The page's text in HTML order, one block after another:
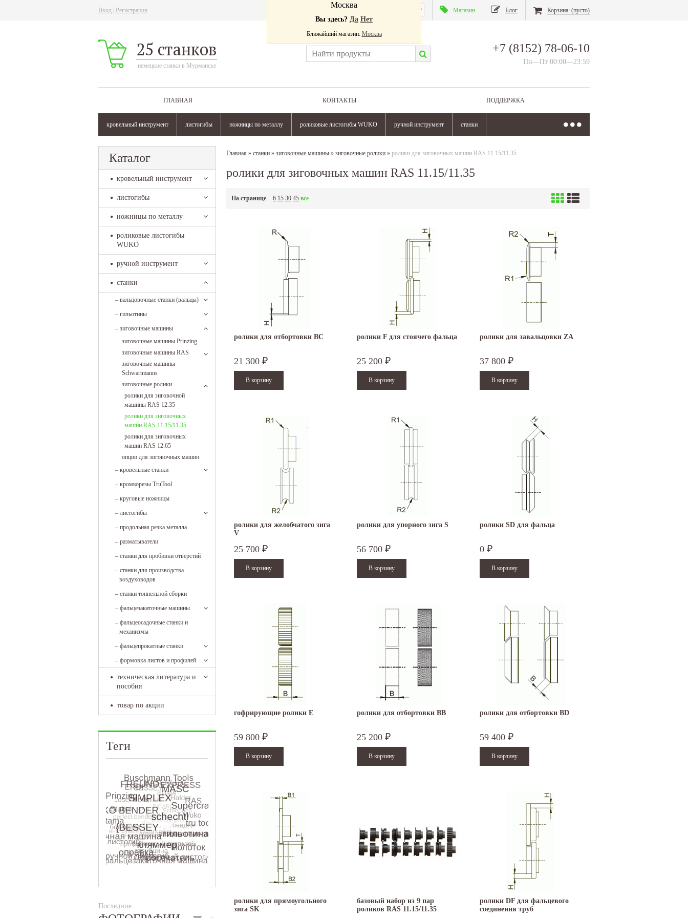
Вход Регистрация Магазин Блог Корзина: (пусто)
25 станков
немецкие станки в Мурманске
+7 (8152) 78-06-10
Пн—Пт 00:00—23:59
ГЛАВНАЯ КОНТАКТЫ ПОДДЕРЖКА
кровельный инструмент листогибы ножницы по металлу роликовые листогибы WUKO ручной инструмент станки
Москва
Вы здесь? Да Нет
Ближайший магазин: Москва
Каталог
кровельный инструмент
листогибы
ножницы по металлу
роликовые листогибы
WUKO
ручной инструмент
станки
– вальцовочные станки (вальцы)
– гильотины
– зиговочные машины
зиговочные машины Prinzing
зиговочные машины RAS
зиговочные машины
Schwartmanns
зиговочные ролики
ролики для зиговочной
машины RAS 12.35
ролики для зиговочных
машин RAS 11.15/11.35
ролики для зиговочных
машин RAS 12.65
опции для зиговочных машин
– кровельные станки
– кромкорезы TruTool
– круговые ножницы
– листогибы
– продольная резка металла
– разматыватели
– станки для пробивки отверстий
– станки для производства
воздуховодов
– станки тоннельной сборки
– фальцезакаточные машины
– фальцеосадочные станки и
механизмы
– фальцепрокатные станки
– формовка листов и профилей
техническая литература и
пособия
товар по акции
Теги
Последние
Главная » станки » зиговочные машины » зиговочные ролики » ролики для зиговочных машин RAS 11.15/11.35
ролики для зиговочных машин RAS 11.15/11.35
На странице 6 15 30 45 все
ролики для отбортовки BC
21 300 ₽
ролики F для стоячего фальца
25 200 ₽
ролики для завальцовки ZA
37 800 ₽
ролики для желобчатого зига
V
25 700 ₽
ролики для упорного зига S
56 700 ₽
ролики SD для фальца
0 ₽
гофрирующие ролики E
59 800 ₽
ролики для отбортовки BB
25 200 ₽
ролики для отбортовки BD
59 400 ₽
ролики для прямоугольного
зига SK
базовый набор из 9 пар
роликов RAS 11.15/11.35
ролики DF для фальцевого
соединения труб